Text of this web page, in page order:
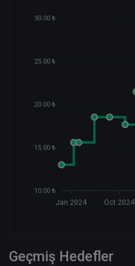
30.00 ₺
25.00 ₺
20.00 ₺
15.00 ₺
10.00 ₺
Jan 2024 Oct 2024
Geçmiş Hedefler